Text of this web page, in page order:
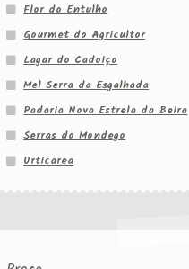
Flor do Entulho
Gourmet do Agricultor
Lagar do Cadoiço
Mel Serra da Esgalhada
Padaria Nova Estrela da Beira
Serras do Mondego
Urticarea